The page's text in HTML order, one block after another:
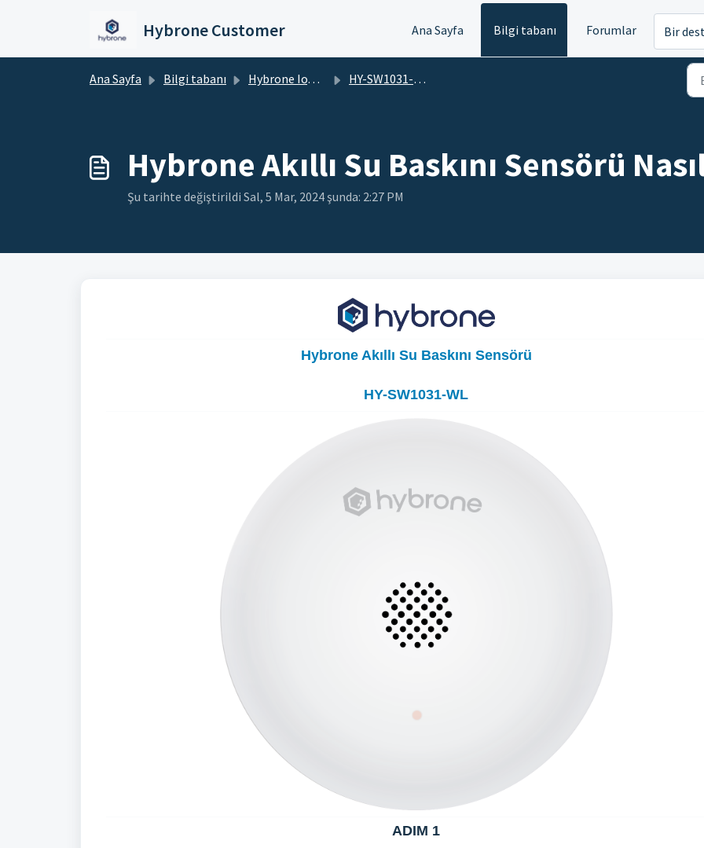
Hybrone Customer Ana Sayfa Bilgi tabanı Forumlar Bir
Ana Sayfa Bilgi tabanı Hybrone IoT Cihazlar HY-SW1031-WL / Hybrone Akıllı Su Baskını Sensörü
Hybrone Akıllı Su Baskını Sensörü
Şu tarihte değiştirildi Sal, 5 Mar, 2024 şunda: 2:27 PM
Hybrone Akıllı Su Baskını Sensörü
HY-SW1031-WL
ADIM 1